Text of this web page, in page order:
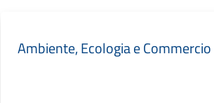
Ambiente, Ecologia e Commercio